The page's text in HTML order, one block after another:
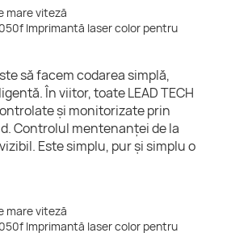
să facem codarea simplă,
În viitor, toate LEAD TECH
și monitorizate prin
Controlul mentenanței de la
Este simplu, pur și simplu o